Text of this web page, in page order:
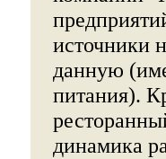
источники
данную
питания).
динамика